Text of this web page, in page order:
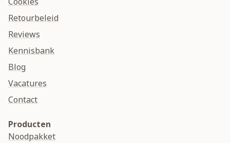
Retourbeleid
Reviews
Kennisbank
Blog
Vacatures
Contact
Producten
Noodpakket